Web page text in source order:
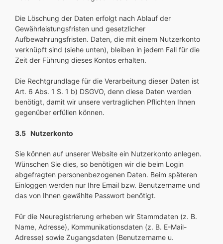
Die Löschung der Daten erfolgt nach Ablauf der
Gewährleistungsfristen und gesetzlicher
Aufbewahrungsfristen. Daten, die mit einem Nutzerkonto
verknüpft sind (siehe unten), bleiben in jedem Fall für die
Zeit der Führung dieses Kontos erhalten.
Die Rechtgrundlage für die Verarbeitung dieser Daten ist
Art. 6 Abs. 1 S. 1 b) DSGVO, denn diese Daten werden
benötigt, damit wir unsere vertraglichen Pflichten Ihnen
gegenüber erfüllen können.
3.5 Nutzerkonto
Sie können auf unserer Website ein Nutzerkonto anlegen.
Wünschen Sie dies, so benötigen wir die beim Login
abgefragten personenbezogenen Daten. Beim späteren
Einloggen werden nur Ihre Email bzw. Benutzername und
das von Ihnen gewählte Passwort benötigt.
Für die Neuregistrierung erheben wir Stammdaten (z. B.
Name, Adresse), Kommunikationsdaten (z. B. E-Mail-
Adresse) sowie Zugangsdaten (Benutzername u.